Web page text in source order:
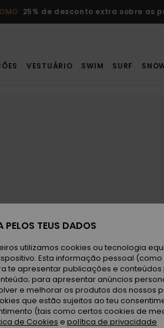
25% de desconto extra sobre as
VESTUÁRIO SWIM SURF
PELOS TEUS DADOS
utilizamos cookies ou tecnologia
Esta informação pessoal
te apresentar publicações e
para apresentar anúncios
e melhorar os produtos dos nossos
que estão sujeitos ao teu
(tais como certos cookies de
de Cookies e política de privacidade